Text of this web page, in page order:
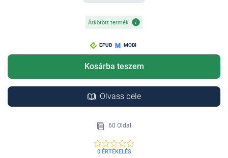
Árkötött termék
EPUB MOBI
Kosárba teszem
Olvass bele
60 Oldal
0 ÉRTÉKELÉS